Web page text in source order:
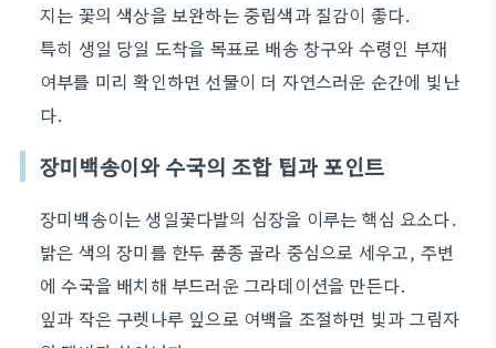
지는 꽃의 색상을 보완하는 중립색과 질감이 좋다.
특히 생일 당일 도착을 목표로 배송 창구와 수령인 부재
여부를 미리 확인하면 선물이 더 자연스러운 순간에 빛난
다.
장미백송이와 수국의 조합 팁과 포인트
장미백송이는 생일꽃다발의 심장을 이루는 핵심 요소다.
밝은 색의 장미를 한두 품종 골라 중심으로 세우고, 주변
에 수국을 배치해 부드러운 그라데이션을 만든다.
잎과 작은 구렛나루 잎으로 여백을 조절하면 빛과 그림자